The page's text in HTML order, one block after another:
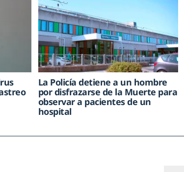
La Policía detiene a un hombre
por disfrazarse de la Muerte para
observar a pacientes de un
hospital